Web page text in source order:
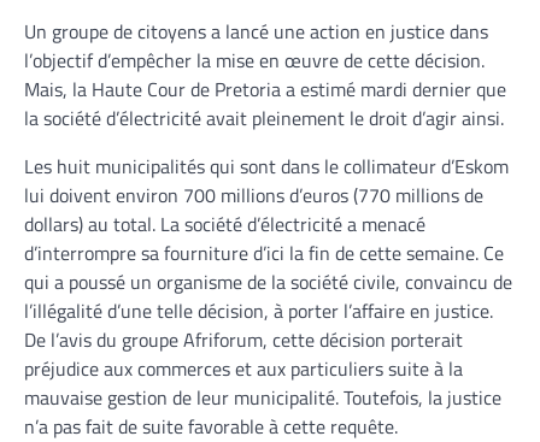
Un groupe de citoyens a lancé une action en justice dans
l’objectif d’empêcher la mise en œuvre de cette décision.
Mais, la Haute Cour de Pretoria a estimé mardi dernier que
la société d’électricité avait pleinement le droit d’agir ainsi.
Les huit municipalités qui sont dans le collimateur d’Eskom
lui doivent environ 700 millions d’euros (770 millions de
dollars) au total. La société d’électricité a menacé
d’interrompre sa fourniture d’ici la fin de cette semaine. Ce
qui a poussé un organisme de la société civile, convaincu de
l’illégalité d’une telle décision, à porter l’affaire en justice.
De l’avis du groupe Afriforum, cette décision porterait
préjudice aux commerces et aux particuliers suite à la
mauvaise gestion de leur municipalité. Toutefois, la justice
n’a pas fait de suite favorable à cette requête.